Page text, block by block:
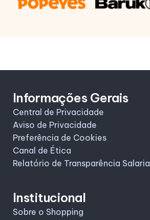
Informações Gerais
Central de Privacidade
Aviso de Privacidade
Preferência de Cookies
Canal de Ética
Relatório de Transparência Salarial
Institucional
Sobre o Shopping